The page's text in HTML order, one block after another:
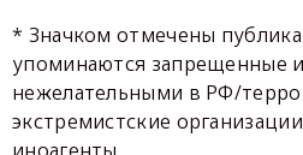
* Значком отмечены
упоминаются запрещенные
нежелательными в РФ/
экстремистские